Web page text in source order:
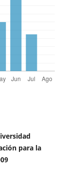
para la